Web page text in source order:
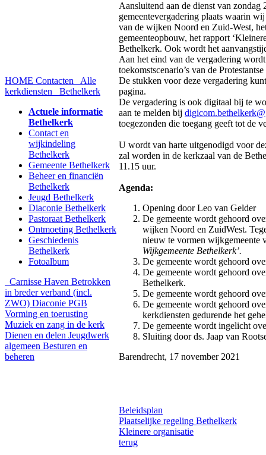
HOME Contacten
Alle
kerkdiensten
Bethelkerk
Actuele informatie
Bethelkerk
Contact en
wijkindeling
Bethelkerk
Gemeente Bethelkerk
Beheer en financiën
Bethelkerk
Jeugd Bethelkerk
Diaconie Bethelkerk
Pastoraat Bethelkerk
Ontmoeting Bethelkerk
Geschiedenis
Bethelkerk
Fotoalbum
Carnisse Haven Betrokken
in breder verband (incl.
ZWO) Diaconie PGB
Vorming en toerusting
Muziek en zang in de kerk
Dienen en delen Jeugdwerk
algemeen Besturen en
beheren
Aansluitend aan de dienst van
gemeentevergadering plaats waarin
van de wijken Noord en Zuid-West,
gemeenteopbouw, het rapport
Bethelkerk. Ook wordt het
Aan het eind van de vergadering
toekomstscenario’s van de
De stukken voor deze vergadering
pagina.
De vergadering is ook digitaal bij te
aan te melden bij
toegezonden die toegang geeft tot de
U wordt van harte uitgenodigd voor
zal worden in de kerkzaal van de
11.15 uur.
Agenda:
Opening door Leo van Gelder
De gemeente wordt gehoord
wijken Noord en Zuid­West.
nieuw te vormen wijkgemeente
Wijkgemeente Bethelkerk’.
De gemeente wordt gehoord
De gemeente wordt gehoord
Bethelkerk.
De gemeente wordt gehoord
De gemeente wordt gehoord
kerkdiensten gedurende het
De gemeente wordt ingelicht
Sluiting door ds. Jaap van
Barendrecht, 17 november 2021
Beleidsplan
Plaatselijke regeling Bethelkerk
Kleinere organisatie
terug